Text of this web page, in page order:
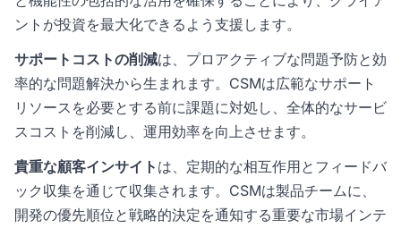
ントが投資を最大化できるよう支援します。
サポートコストの削減は、プロアクティブな問題予防と効
率的な問題解決から生まれます。CSMは広範なサポート
リソースを必要とする前に課題に対処し、全体的なサービ
スコストを削減し、運用効率を向上させます。
貴重な顧客インサイト は、定期的な相互作用とフィードバ
ック収集を通じて収集されます。CSMは製品チームに、
開発の優先順位と戦略的決定を通知する重要な市場インテ